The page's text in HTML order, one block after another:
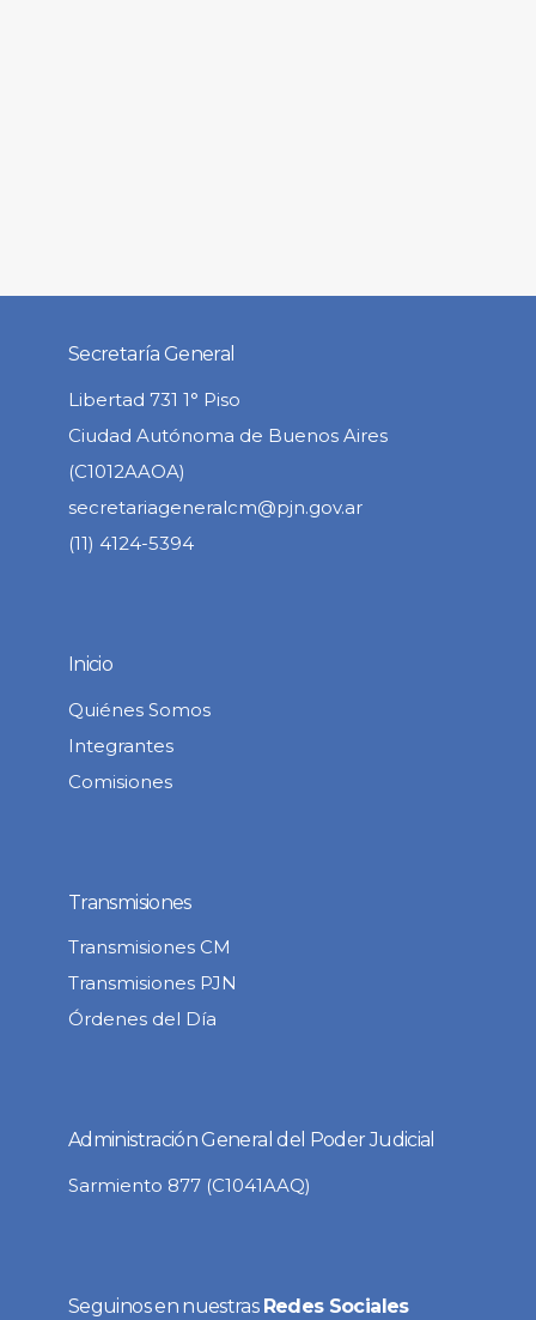
Secretaría General
Libertad 731 1° Piso
Ciudad Autónoma de Buenos Aires
(C1012AAOA)
secretariageneralcm@pjn.gov.ar
(11) 4124-5394
Inicio
Quiénes Somos
Integrantes
Comisiones
Transmisiones
Transmisiones CM
Transmisiones PJN
Órdenes del Día
Administración General del Poder Judicial
Sarmiento 877 (C1041AAQ)
Seguinos en nuestras Redes Sociales